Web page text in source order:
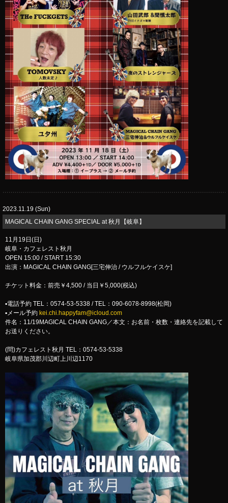
2023.11.19 (Sun)
​MAGICAL CHAIN GANG SPECIAL at 秋月【岐阜】
11月19日(日)
岐阜・カフェレスト秋月
OPEN 15:00 / START 15:30
出演：MAGICAL CHAIN GANG[三宅伸治 / ウルフルケイスケ]
チケット料金：前売￥4,500 / 当日￥5,000(税込)
▪︎電話予約 TEL：0574-53-5338 / TEL：090-6078-8998(松岡)
▪︎メール予約 kei.chi.happyfam@icloud.com
件名：11/19MAGICAL CHAIN GANG／本文：お名前・枚数・連絡先を記載して
お送りください。
(問)カフェレスト秋月 TEL：0574-53-5338
岐阜県加茂郡川辺町上川辺1170